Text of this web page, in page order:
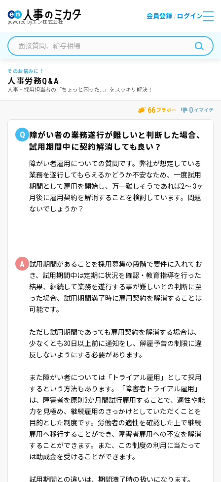
powered byエン株式会社
会員登録 / ログイン
そのお悩みに！
人事労務Q&A
人事・採用担当者の「ちょっと困った...」をスッキリ解決！
66 ブラボー 0 イマイチ
Q 障がい者の業務遂行が難しいと判断した場合、
試用期間中に契約解消しても良い？
障がい者雇用についての質問です。弊社が想定している
業務を遂行してもらえるかどうか不安なため、一度試用
期間として雇用を開始し、万一難しそうであれば2～ 3ヶ
月後に雇用契約を解消することを検討しています。問題
ないでしょうか？
A
試用期間があることを採用募集の段階で要件に入れてお
き、試用期間中は定期に状況を確認・教育指導を行った
結果、継続して業務を遂行する事が難しいとの判断に至
った場合、試用期間満了時に雇用契約を解消することは
可能です。
ただし試用期間であっても雇用契約を解消する場合は、
少なくとも30日以上前に通知をし、解雇予告の制限に違
反しないようにする必要があります。
また障がい者については「トライアル雇用」として採用
するという方法もあります。「障害者トライアル雇用」
は、障害者を原則3か月間試行雇用することで、適性や能
力を見極め、継続雇用のきっかけとしていただくことを
目的とした制度です。労働者の適性を確認した上で継続
雇用へ移行することができ、障害者雇用への不安を解消
することができます。また、この制度の利用に当たって
は助成金を受けることができます。
試用期間との違いは、期間満了時の扱いになります。